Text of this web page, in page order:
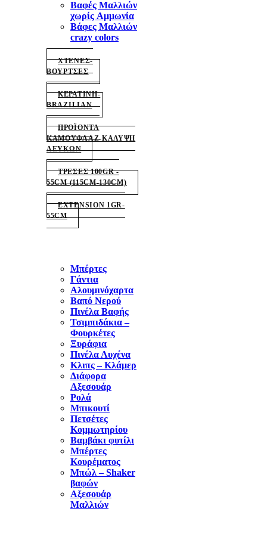
Βαφές Μαλλιών
χωρίς Aμμωνία
Βάφες Μαλλιών
crazy colors
ΧΤΕΝΕΣ-
ΒΟΥΡΤΣΕΣ
ΚΕΡΑΤΙΝΗ-
BRAZILIAN
ΠΡΟΪΟΝΤΑ
ΚΑΜΟΥΦΛΑΖ-ΚΑΛΥΨΗ
ΛΕΥΚΩΝ
ΤΡΕΣΕΣ 100GR -
55CM (115CM-130CM)
EXTENSION 1GR-
55CM
Μπέρτες
Γάντια
Αλουμινόχαρτα
Βαπό Νερού
Πινέλα Βαφής
Τσιμπιδάκια –
Φουρκέτες
Ξυράφια
Πινέλα Αυχένα
Κλιπς – Κλάμερ
Διάφορα
Αξεσουάρ
Ρολά
Μπικουτί
Πετσέτες
Κομμωτηρίου
Βαμβάκι φυτίλι
Μπέρτες
Κουρέματος
Μπώλ – Shaker
βαφών
Αξεσουάρ
Μαλλιών